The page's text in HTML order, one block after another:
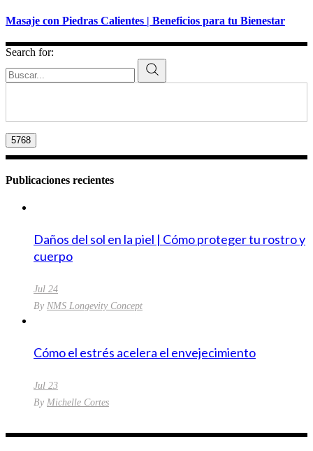
Masaje con Piedras Calientes | Beneficios para tu Bienestar
Search for:
Publicaciones recientes
Daños del sol en la piel | Cómo proteger tu rostro y
cuerpo
Jul 24
By NMS Longevity Concept
Cómo el estrés acelera el envejecimiento
Jul 23
By Michelle Cortes